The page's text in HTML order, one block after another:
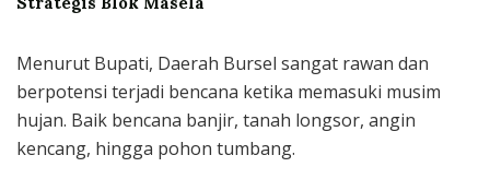
Menurut Bupati, Daerah Bursel sangat rawan dan
berpotensi terjadi bencana ketika memasuki musim
hujan. Baik bencana banjir, tanah longsor, angin
kencang, hingga pohon tumbang.